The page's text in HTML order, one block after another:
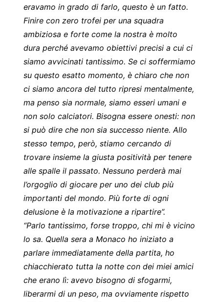
eravamo in grado di farlo, questo è un fatto.
Finire con zero trofei per una squadra
ambiziosa e forte come la nostra è molto
dura perché avevamo obiettivi precisi a cui ci
siamo avvicinati tantissimo. Se ci soffermiamo
su questo esatto momento, è chiaro che non
ci siamo ancora del tutto ripresi mentalmente,
ma penso sia normale, siamo esseri umani e
non solo calciatori. Bisogna essere onesti: non
si può dire che non sia successo niente. Allo
stesso tempo, però, stiamo cercando di
trovare insieme la giusta positività per tenere
alle spalle il passato. Nessuno perderà mai
l’orgoglio di giocare per uno dei club più
importanti del mondo. Più forte di ogni
delusione è la motivazione a ripartire”.
“Parlo tantissimo, forse troppo, chi mi è vicino
lo sa. Quella sera a Monaco ho iniziato a
parlare immediatamente della partita, ho
chiacchierato tutta la notte con dei miei amici
che erano lì: avevo bisogno di sfogarmi,
liberarmi di un peso, ma ovviamente rispetto